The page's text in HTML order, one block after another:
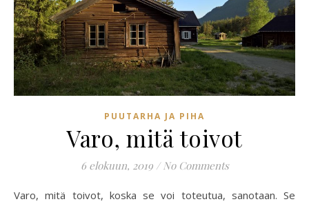
PUUTARHA JA PIHA
Varo, mitä toivot
6 elokuun, 2019 / No Comments
Varo, mitä toivot, koska se voi toteutua, sanotaan. Se